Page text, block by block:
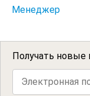
Менеджер
Получать новые